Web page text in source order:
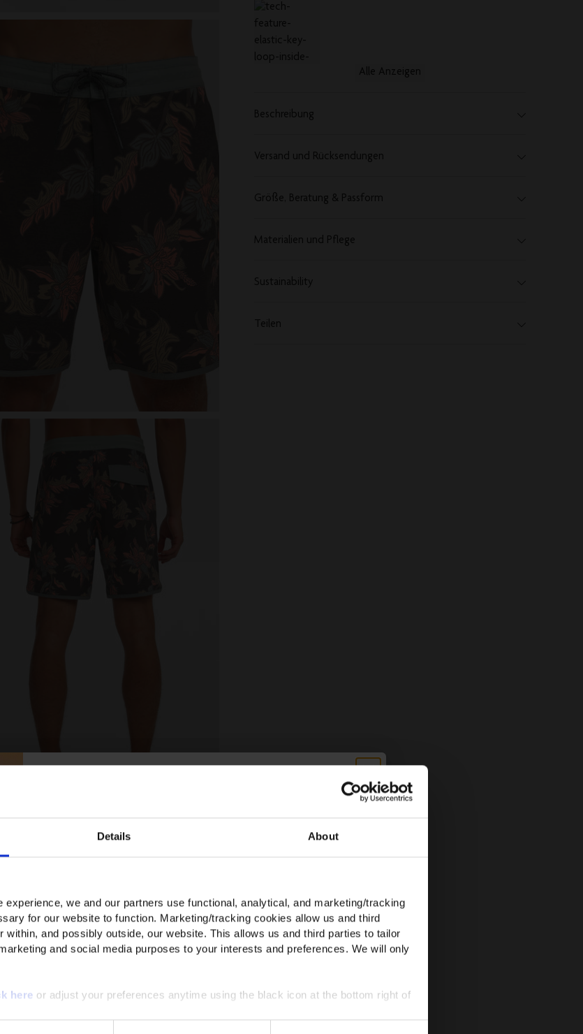
Details About
experience, we and our partners use functional, analytical, and marketing/tracking
for our website to function. Marketing/tracking cookies allow us and third
within, and possibly outside, our website. This allows us and third parties to tailor
and social media purposes to your interests and preferences. We will only
here or adjust your preferences anytime using the black icon at the bottom right of
Alle Anzeigen
Beschreibung
Versand und Rücksendungen
Größe, Beratung & Passform
Materialien und Pflege
Sustainability
Teilen
ERHALTE 10% RABATT AUF DEINE
Melde dich jetzt an, um die besten Angebote und die neuesten Updates zu
erhalten.
Für wen kaufst du ein?
Anmelden